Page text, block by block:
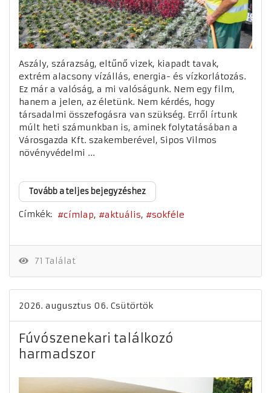
Aszály, szárazság, eltűnő vizek, kiapadt tavak,
extrém alacsony vízállás, energia- és vízkorlátozás.
Ez már a valóság, a mi valóságunk. Nem egy film,
hanem a jelen, az életünk. Nem kérdés, hogy
társadalmi összefogásra van szükség. Erről írtunk
múlt heti számunkban is, aminek folytatásában a
Városgazda Kft. szakemberével, Sipos Vilmos
növényvédelmi ...
Tovább a teljes bejegyzéshez
Címkék: címlap aktuális sokféle
71 Találat
2026. augusztus 06. Csütörtök
Fúvószenekari találkozó
harmadszor